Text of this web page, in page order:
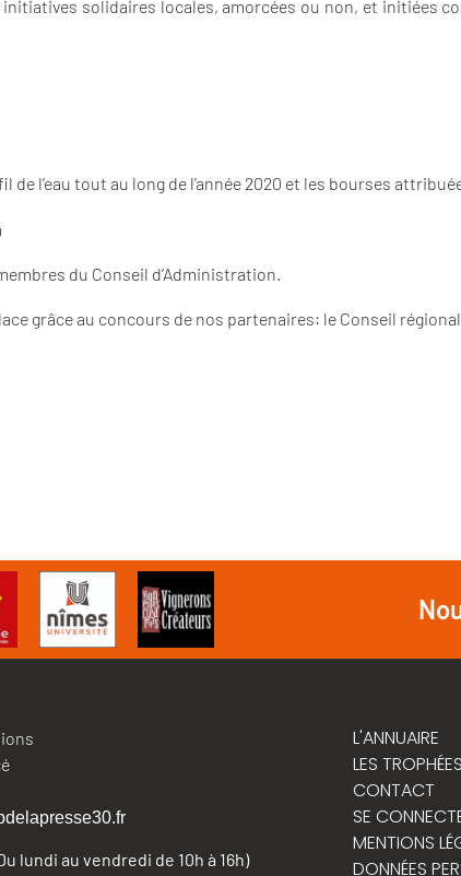
solidaires locales, amorcées ou non, et initiées
l’eau tout au long de l’année 2020 et les bourses
du Conseil d’Administration.
grâce au concours de nos partenaires: le Conseil
lundi au vendredi de 10h à 16h)
L'ANNUAIRE
LES TROPHÉES
CONTACT
SE
MENTIONS
DONNÉES